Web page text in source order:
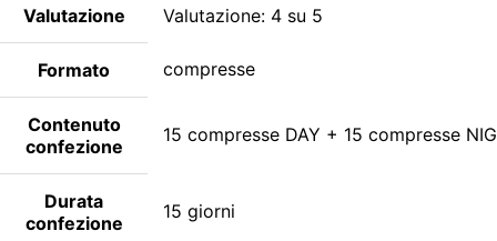
Valutazione Valutazione: 4 su 5
Formato compresse
Contenuto
confezione
15 compresse DAY + 15 compresse
Durata
confezione
15 giorni